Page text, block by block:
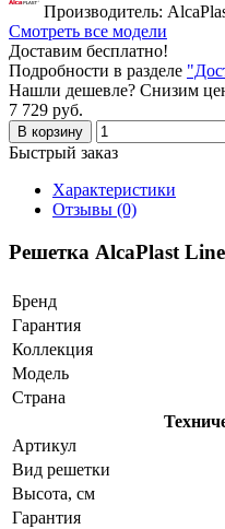
Производитель:
Смотреть все модели
Доставим бесплатно!
Подробности в разделе
Нашли дешевле? Снизим
7 729 руб.
В корзину
Быстрый заказ
Характеристики
Отзывы (0)
Решетка AlcaPlast
Бренд
Гарантия
Коллекция
Модель
Страна
Артикул
Вид решетки
Высота, см
Гарантия